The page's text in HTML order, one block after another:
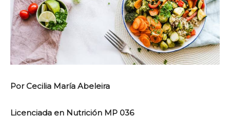
Por Cecilia María Abeleira
Licenciada en Nutrición MP 036